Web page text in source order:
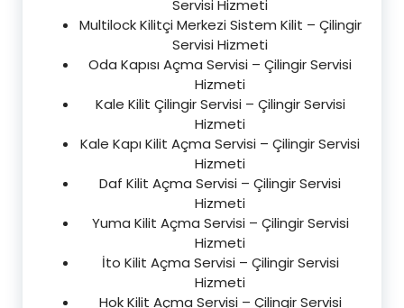
Servisi Hizmeti
Multilock Kilitçi Merkezi Sistem Kilit – Çilingir
Servisi Hizmeti
Oda Kapısı Açma Servisi – Çilingir Servisi
Hizmeti
Kale Kilit Çilingir Servisi – Çilingir Servisi
Hizmeti
Kale Kapı Kilit Açma Servisi – Çilingir Servisi
Hizmeti
Daf Kilit Açma Servisi – Çilingir Servisi
Hizmeti
Yuma Kilit Açma Servisi – Çilingir Servisi
Hizmeti
İto Kilit Açma Servisi – Çilingir Servisi
Hizmeti
Hok Kilit Açma Servisi – Çilingir Servisi